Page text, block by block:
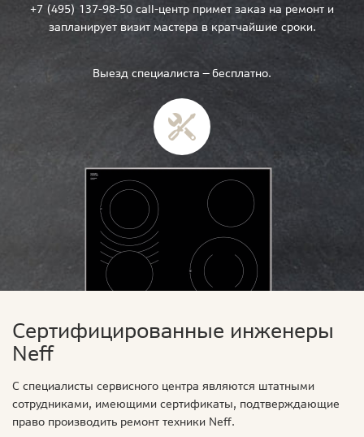
+7 (495) 137-98-50 call-центр примет заказ на ремонт и
запланирует визит мастера в кратчайшие сроки.
Выезд специалиста — бесплатно.
Сертифицированные инженеры
Neff
С специалисты сервисного центра являются штатными
сотрудниками, имеющими сертификаты, подтверждающие
право производить ремонт техники Neff.